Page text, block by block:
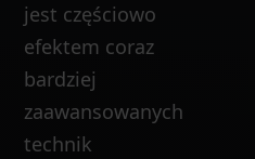
jest częściowo
efektem coraz
bardziej
zaawansowanych
technik